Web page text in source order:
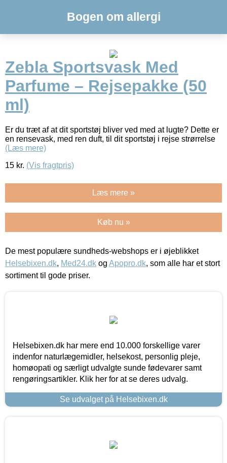
Bogen om allergi
Zebla Sportsvask Med
Parfume – Rejsepakke (50
ml)
Er du træt af at dit sportstøj bliver ved med at lugte? Dette er
en rensevask, med ren duft, til dit sportstøj i rejse strørrelse
(Læs mere)
15 kr. (Vis fragtpris)
Læs mere »
Køb nu »
De mest populære sundheds-webshops er i øjeblikket
Helsebixen.dk, Med24.dk og Apopro.dk, som alle har et stort
sortiment til gode priser.
Helsebixen.dk har mere end 10.000 forskellige varer
indenfor naturlægemidler, helsekost, personlig pleje,
homøopati og særligt udvalgte sunde fødevarer samt
rengøringsartikler. Klik her for at se deres udvalg.
Se udvalget på Helsebixen.dk